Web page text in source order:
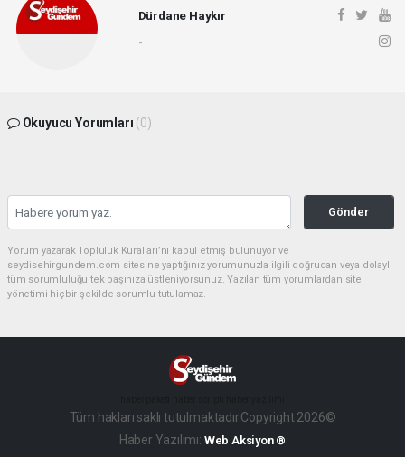
Dürdane Haykır
-
Okuyucu Yorumları (0)
Gönder
Yorum yazarak Topluluk Kuralları’nı kabul etmiş bulunuyor ve
seydisehirgundem.com sitesine yaptığınız yorumunuzla ilgili doğrudan veya dolaylı
tüm sorumluluğu tek başınıza üstleniyorsunuz. Yazılan tüm yorumlardan site
yönetimi hiçbir şekilde sorumlu tutulamaz.
Tüm hakları saklı tutulmaktadır.Copyright 2026©
Haber Yazılımı: Web Aksiyon ®